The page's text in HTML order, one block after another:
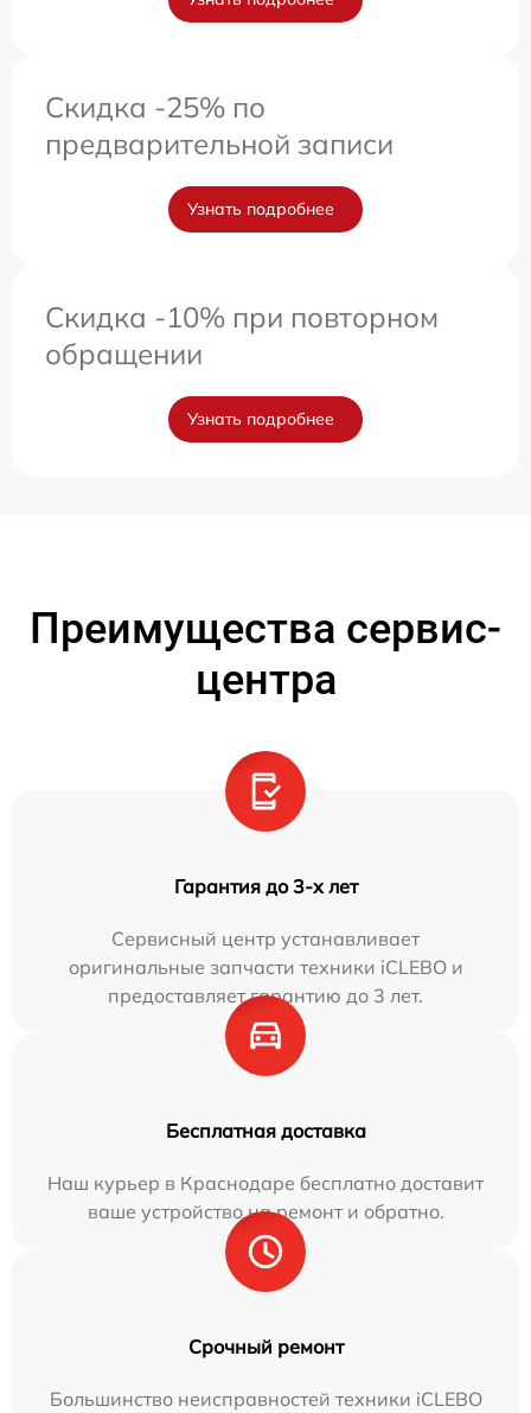
Скидка -25% по
предварительной записи
Узнать подробнее
Скидка -10% при повторном
обращении
Узнать подробнее
Преимущества сервис-
центра
Гарантия до 3-х лет
Сервисный центр устанавливает
оригинальные запчасти техники iCLEBO и
предоставляет гарантию до 3 лет.
Бесплатная доставка
Наш курьер в Краснодаре бесплатно доставит
ваше устройство на ремонт и обратно.
Срочный ремонт
Большинство неисправностей техники iCLEBO